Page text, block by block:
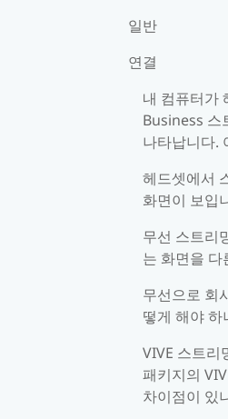
일반
연결
내 컴퓨터가
Business 스
나타납니다.
헤드셋에서
화면이 보입
무선 스트리
는 화면을 다
무선으로 회
떻게 해야 하
VIVE 스트리
패키지의
차이점이 있